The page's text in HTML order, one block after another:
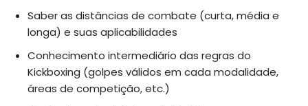
Saber as distâncias de combate (curta, média e
longa) e suas aplicabilidades
Conhecimento intermediário das regras do
Kickboxing (golpes válidos em cada modalidade,
áreas de competição, etc.)